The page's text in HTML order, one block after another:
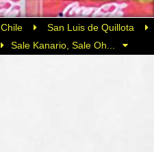
Chile
San Luis de Quillota
Sale Kanario, Sale Oh...